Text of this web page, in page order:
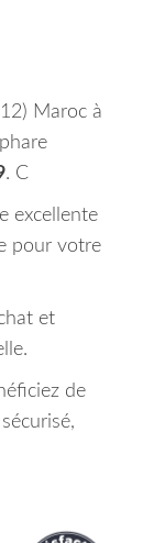
Maroc à
. C
excellente
pour votre
et
de